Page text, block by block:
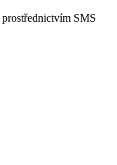
prostřednictvím SMS